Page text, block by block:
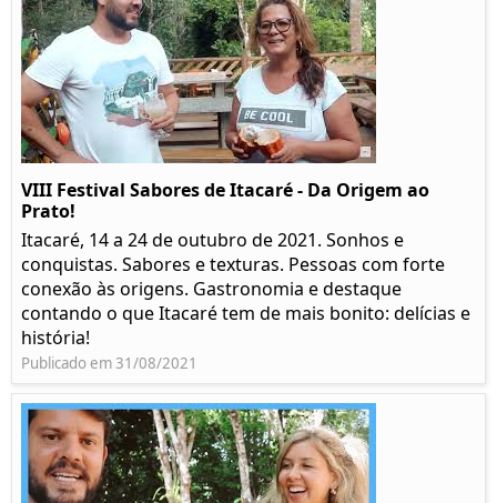
VIII Festival Sabores de Itacaré - Da Origem ao
Prato!
Itacaré, 14 a 24 de outubro de 2021. Sonhos e
conquistas. Sabores e texturas. Pessoas com forte
conexão às origens. Gastronomia e destaque
contando o que Itacaré tem de mais bonito: delícias e
história!
Publicado em 31/08/2021